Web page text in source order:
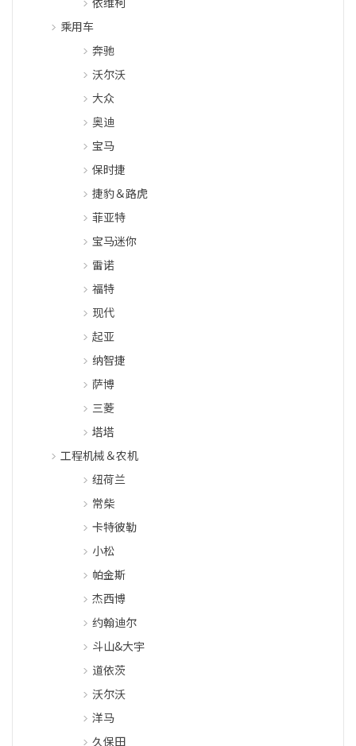
乘用车
奔驰
沃尔沃
大众
奥迪
宝马
保时捷
捷豹＆路虎
菲亚特
宝马迷你
雷诺
福特
现代
起亚
纳智捷
萨博
三菱
塔塔
工程机械＆农机
纽荷兰
常柴
卡特彼勒
小松
帕金斯
杰西博
约翰迪尔
斗山&大宇
道依茨
沃尔沃
洋马
久保田